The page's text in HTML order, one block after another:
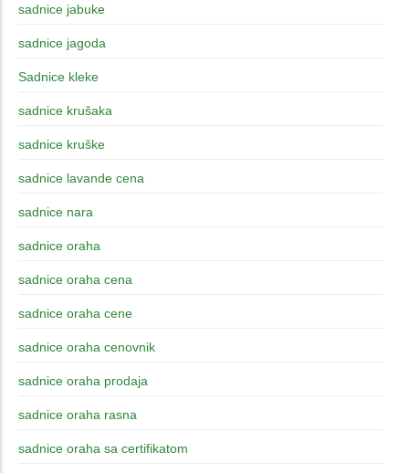
sadnice jabuke
sadnice jagoda
Sadnice kleke
sadnice krušaka
sadnice kruške
sadnice lavande cena
sadnice nara
sadnice oraha
sadnice oraha cena
sadnice oraha cene
sadnice oraha cenovnik
sadnice oraha prodaja
sadnice oraha rasna
sadnice oraha sa certifikatom